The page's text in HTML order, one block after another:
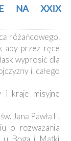
NA XXIX
różańcowego.
aby przez ręce
wyprosić dla
i całego
i kraje misyjne
Jana Pawła II.
o rozważania
u Boga i Matki